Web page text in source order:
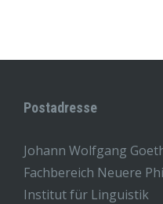
Postadresse
Johann Wolfgang
Fachbereich Neuere
Institut für Linguistik